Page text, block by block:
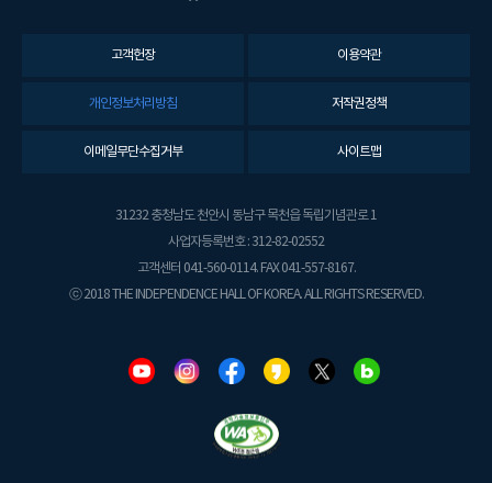
고객헌장 이용약관
개인정보처리방침 저작권정책
이메일무단수집거부 사이트맵
31232 충청남도 천안시 동남구 목천읍 독립기념관로 1
사업자등록번호 : 312-82-02552
고객센터 041-560-0114. FAX 041-557-8167.
ⓒ 2018 THE INDEPENDENCE HALL OF KOREA. ALL RIGHTS RESERVED.